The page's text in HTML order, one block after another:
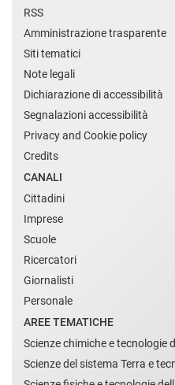
RSS
Amministrazione trasparente
Siti tematici
Note legali
Dichiarazione di accessibilità
Segnalazioni accessibilità
Privacy and Cookie policy
Credits
CANALI
Cittadini
Imprese
Scuole
Ricercatori
Giornalisti
Personale
AREE TEMATICHE
Scienze chimiche e tecnologie
Scienze del sistema Terra e